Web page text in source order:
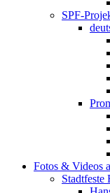
SPF-
Fotos & Videos
Stadtfeste